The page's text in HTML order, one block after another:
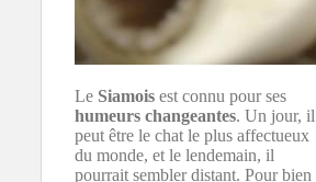
Le Siamois est connu pour ses
humeurs changeantes. Un jour, il
peut être le chat le plus affectueux
du monde, et le lendemain, il
pourrait sembler distant. Pour bien